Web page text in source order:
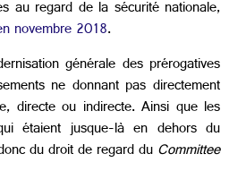
au regard de la sécurité nationale,
novembre 2018.
générale des prérogatives
ne donnant pas directement
directe ou indirecte. Ainsi que les
étaient jusque-là en dehors du
du droit de regard duCommittee